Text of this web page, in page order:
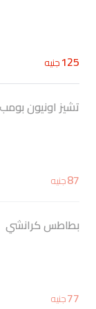
125جنيه
تشيز اونيون بومب
87جنيه
بطاطس كرانشي
77جنيه